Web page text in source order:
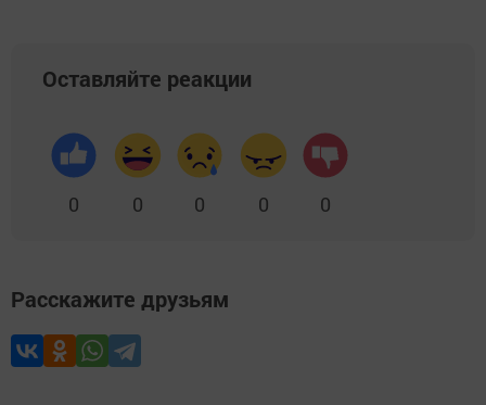
Оставляйте реакции
0 0 0 0 0
Расскажите друзьям